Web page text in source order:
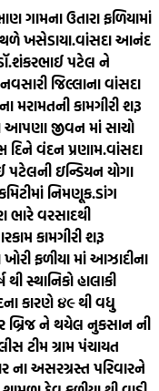
ગામના ઉતારા ફળિયામાં
ખસેડાયા.વાંસદા આનંદ
પટેલ ને
નવસારી જિલ્લાના વાંસદા
મરામતની કામગીરી શરૂ
આપણા જીવન માં સાચો
દિને વંદન પ્રણામ.વાંસદા
ઇન્ડિયન યોગા
નિમણૂક.ડાંગ
ભારે વરસાદથી
કામગીરી શરૂ
ખોરી ફળીયા માં આઝાદીના
સ્થાનિકો હાલાકી
કારણે ૪૯ થી વધુ
બ્રિજ ને થયેલ નુકસાન ની
ટીમ ગ્રામ પંચાયત
ના અસરગ્રસ્ત પરિવારને